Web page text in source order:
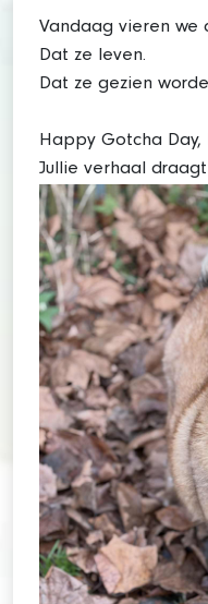
Vandaag vieren we
Dat ze leven.
Dat ze gezien
Happy Gotcha Day,
Jullie verhaal